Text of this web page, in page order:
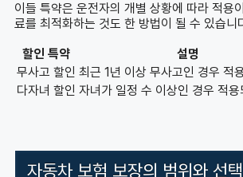
이들 특약은 운전자의 개별 상황에 따라 적용
료를 최적화하는 것도 한 방법이 될 수 있습니
할인 특약
설명
무사고 할인 최근 1년 이상 무사고인 경우 적
다자녀 할인 자녀가 일정 수 이상인 경우 적용
자동차 보험 보장의 범위와 선